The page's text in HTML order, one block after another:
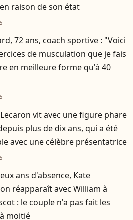
raison de son état
72 ans, coach sportive : "Voici
de musculation que je fais
en meilleure forme qu'à 40
vit avec une figure phare
plus de dix ans, qui a été
avec une célèbre présentatrice
ans d'absence, Kate
réapparaît avec William à
: le couple n'a pas fait les
moitié